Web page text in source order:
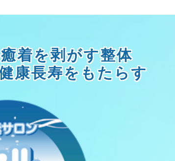
着を剥がす整体
康長寿をもたらす